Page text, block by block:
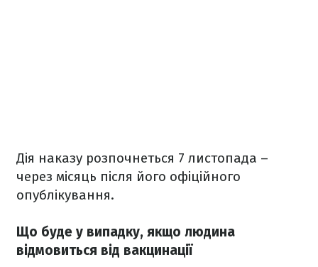
Дія наказу розпочнеться 7 листопада –
через місяць після його офіційного
опублікування.
Що буде у випадку, якщо людина
відмовиться від вакцинації